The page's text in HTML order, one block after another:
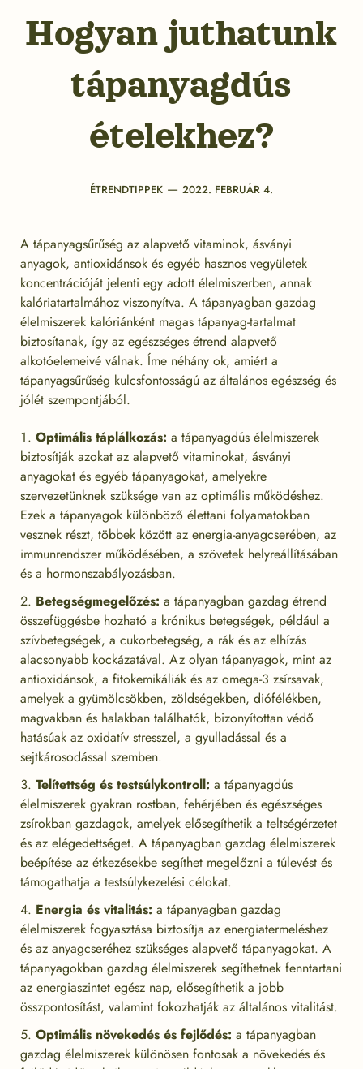
Hogyan juthatunk
tápanyagdús
ételekhez?
Categories
ÉTRENDTIPPEK Post
2022. FEBRUÁR 4.
A tápanyagsűrűség az alapvető vitaminok, ásványi
anyagok, antioxidánsok és egyéb hasznos vegyületek
koncentrációját jelenti egy adott élelmiszerben, annak
kalóriatartalmához viszonyítva. A tápanyagban gazdag
élelmiszerek kalóriánként magas tápanyag-tartalmat
biztosítanak, így az egészséges étrend alapvető
alkotóelemeivé válnak. Íme néhány ok, amiért a
tápanyagsűrűség kulcsfontosságú az általános egészség és
jólét szempontjából.
Optimális táplálkozás: a tápanyagdús élelmiszerek
biztosítják azokat az alapvető vitaminokat, ásványi
anyagokat és egyéb tápanyagokat, amelyekre
szervezetünknek szüksége van az optimális működéshez.
Ezek a tápanyagok különböző élettani folyamatokban
vesznek részt, többek között az energia-anyagcserében, az
immunrendszer működésében, a szövetek helyreállításában
és a hormonszabályozásban.
Betegségmegelőzés: a tápanyagban gazdag étrend
összefüggésbe hozható a krónikus betegségek, például a
szívbetegségek, a cukorbetegség, a rák és az elhízás
alacsonyabb kockázatával. Az olyan tápanyagok, mint az
antioxidánsok, a fitokemikáliák és az omega-3 zsírsavak,
amelyek a gyümölcsökben, zöldségekben, diófélékben,
magvakban és halakban találhatók, bizonyítottan védő
hatásúak az oxidatív stresszel, a gyulladással és a
sejtkárosodással szemben.
Telítettség és testsúlykontroll: a tápanyagdús
élelmiszerek gyakran rostban, fehérjében és egészséges
zsírokban gazdagok, amelyek elősegíthetik a teltségérzetet
és az elégedettséget. A tápanyagban gazdag élelmiszerek
beépítése az étkezésekbe segíthet megelőzni a túlevést és
támogathatja a testsúlykezelési célokat.
Energia és vitalitás: a tápanyagban gazdag
élelmiszerek fogyasztása biztosítja az energiatermeléshez
és az anyagcseréhez szükséges alapvető tápanyagokat. A
tápanyagokban gazdag élelmiszerek segíthetnek fenntartani
az energiaszintet egész nap, elősegíthetik a jobb
összpontosítást, valamint fokozhatják az általános vitalitást.
Optimális növekedés és fejlődés: a tápanyagban
gazdag élelmiszerek különösen fontosak a növekedés és